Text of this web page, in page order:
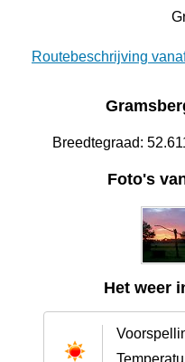
Routebeschrijving
Breedtegraad:
Foto's
Het weer